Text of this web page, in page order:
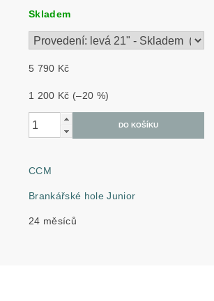
Skladem
5 790 Kč
1 200 Kč (–20 %)
CCM
Brankářské hole Junior
24 měsíců